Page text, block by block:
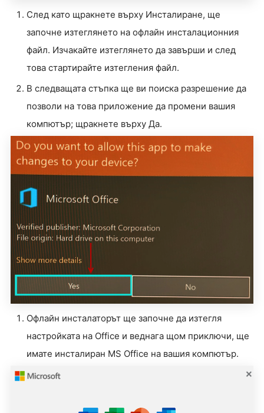
След като щракнете върху Инсталиране, ще
започне изтеглянето на офлайн инсталационния
файл. Изчакайте изтеглянето да завърши и след
това стартирайте изтегления файл.
В следващата стъпка ще ви поиска разрешение да
позволи на това приложение да промени вашия
компютър; щракнете върху Да.
Офлайн инсталаторът ще започне да изтегля
настройката на Office и веднага щом приключи, ще
имате инсталиран MS Office на вашия компютър.